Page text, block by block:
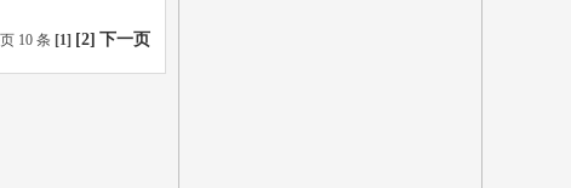
10 条 [1] [2] 下一页